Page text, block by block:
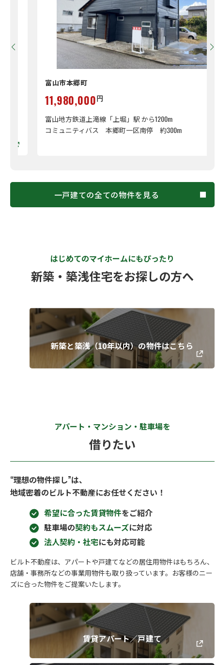
富山市本郷町
11,980,000円
富山地方鉄道上滝線「上堀」駅 から1200m
コミュニティバス 本郷町一区南停 約300m
一戸建ての全ての物件を見る
はじめてのマイホームにもぴったり
新築・築浅住宅をお探しの方へ
新築と築浅（10年以内）の物件はこちら
賃貸アパート／戸建て
アパート・マンション・駐車場を
借りたい
“理想の物件探し”は、
地域密着のビルト不動産にお任せください！
希望に合った賃貸物件をご紹介
駐車場の契約もスムーズに対応
法人契約・社宅にも対応可能
ビルト不動産は、アパートや戸建てなどの居住用物件はもちろん、
店舗・事務所などの事業用物件も取り扱っています。お客様のニー
ズに合った物件をご提案いたします。